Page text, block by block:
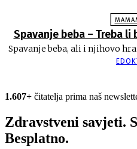
Spavanje beba – Treba
Spavanje beba, ali i njihovo
1.607+ čitatelja prima naš
Zdravstveni savjeti.
Besplatno.